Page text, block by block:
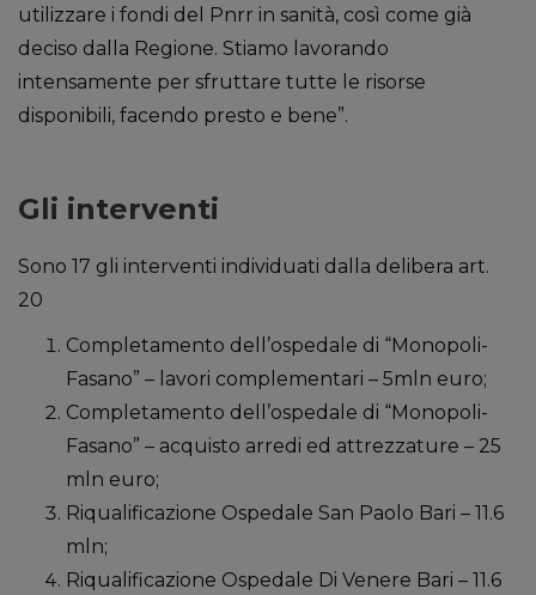
utilizzare i fondi del Pnrr in sanità, così come già
deciso dalla Regione. Stiamo lavorando
intensamente per sfruttare tutte le risorse
disponibili, facendo presto e bene”.
Gli interventi
Sono 17 gli interventi individuati dalla delibera art.
20
Completamento dell’ospedale di “Monopoli-
Fasano” – lavori complementari – 5mln euro;
Completamento dell’ospedale di “Monopoli-
Fasano” – acquisto arredi ed attrezzature – 25
mln euro;
Riqualificazione Ospedale San Paolo Bari – 11.6
mln;
Riqualificazione Ospedale Di Venere Bari – 11.6